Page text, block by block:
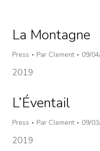
La Montagne
Press Par Clement 09/
2019
L’Éventail
Press Par Clement 09/
2019